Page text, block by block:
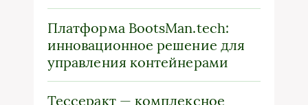
Платформа BootsMan.tech:
инновационное решение для
управления контейнерами
Тессеракт — комплексное